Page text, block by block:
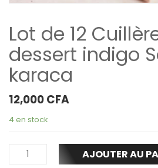
Lot de 12
dessert indigo
karaca
12,000CFA
4 en stock
AJOUTER AU